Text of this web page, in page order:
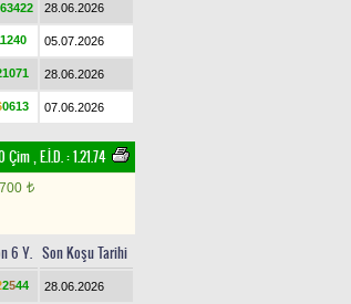
63422 28.06.2026
1240 05.07.2026
1071 28.06.2026
0613 07.06.2026
Çim,E.İ.D. :1.21.74
t
6 Y. Son Koşu Tarihi
2544 28.06.2026